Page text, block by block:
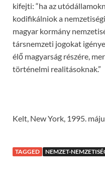
kifejti: “ha az
kodifikálniok a
magyar kormány
társnemzeti jogokat
élő magyarság részére,
történelmi realitásoknak.”
Kelt, New York, 1995.
TAGGED NEMZET-